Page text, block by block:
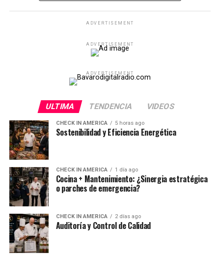
ADVERTISEMENT
ADVERTISEMENT
ADVERTISEMENT
ULTIMA TENDENCIA VIDEOS
CHECK IN AMERICA 5 horas ago
Sostenibilidad y Eficiencia Energética
CHECK IN AMERICA 1 día ago
Cocina + Mantenimiento: ¿Sinergia estratégica
o parches de emergencia?
CHECK IN AMERICA 2 días ago
Auditoría y Control de Calidad